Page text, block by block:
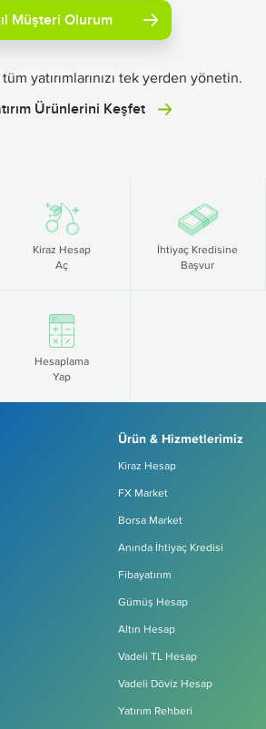
Müşteri Olurum
yatırımlarınızı tek yerden yönetin.
Ürünlerini Keşfet
Kiraz Hesap
Aç
İhtiyaç Kredisine
Başvur
Hesaplama
Yap
Ürün & Hizmetlerimiz
Kiraz Hesap
FX Market
Borsa Market
Anında İhtiyaç Kredisi
Fibayatırım
Gümüş Hesap
Altın Hesap
Vadeli TL Hesap
Vadeli Döviz Hesap
Yatırım Rehberi